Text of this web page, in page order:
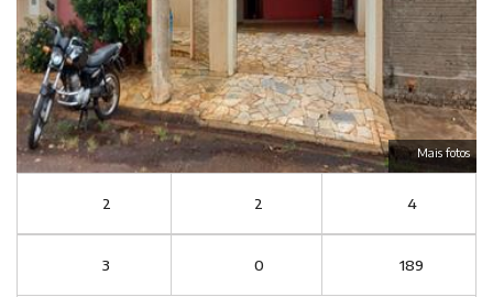
Mais fotos
2 2 4
3 0 189